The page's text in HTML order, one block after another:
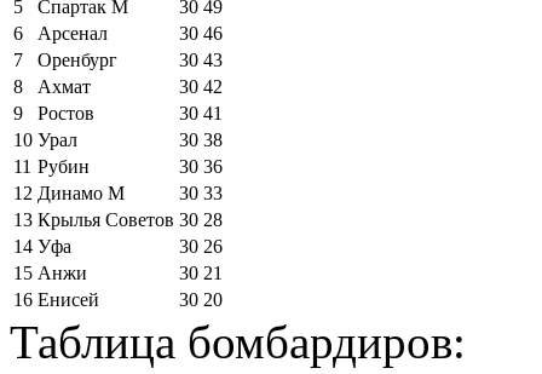
5
Спартак М 30 49
6
Арсенал 30 46
7
Оренбург 30 43
8
Ахмат 30 42
9
Ростов 30 41
10 Урал 30 38
11 Рубин 30 36
12 Динамо М 30 33
13 Крылья Советов 30 28
14 Уфа 30 26
15 Анжи 30 21
16 Енисей 30 20
Таблица бомбардиров: